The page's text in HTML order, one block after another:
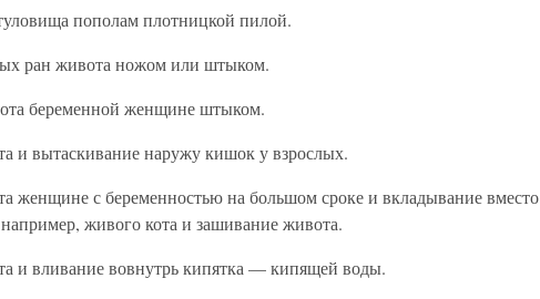
пополам плотницкой пилой.
ран живота ножом или штыком.
беременной женщине штыком.
и вытаскивание наружу кишок у взрослых.
женщине с беременностью на большом сроке и вкладывание вместо
живого кота и зашивание живота.
и вливание вовнутрь кипятка — кипящей воды.